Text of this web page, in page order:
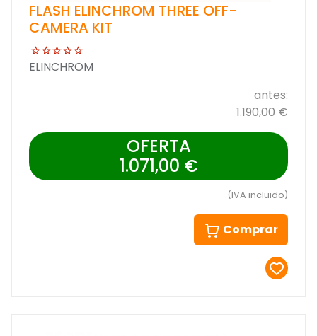
FLASH ELINCHROM THREE OFF-
CAMERA KIT
ELINCHROM
antes:
1.190,00 €
OFERTA
1.071,00 €
(IVA incluido)
Comprar